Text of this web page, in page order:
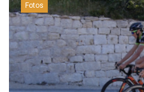
Fotos